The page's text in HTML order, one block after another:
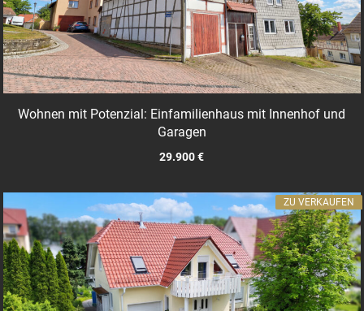
Wohnen mit Potenzial: Einfamilienhaus mit Innenhof und
Garagen
29.900 €
ZU VERKAUFEN